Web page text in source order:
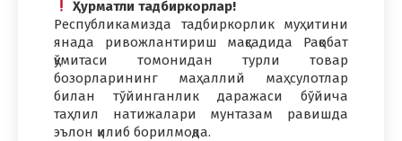
Ҳурматли тадбиркорлар!
Республикамизда тадбиркорлик муҳитини
янада ривожлантириш мақсадида Рақобат
қўмитаси томонидан турли товар
бозорларининг маҳаллий маҳсулотлар
билан тўйинганлик даражаси бўйича
таҳлил натижалари мунтазам равишда
эълон қилиб борилмоқда.